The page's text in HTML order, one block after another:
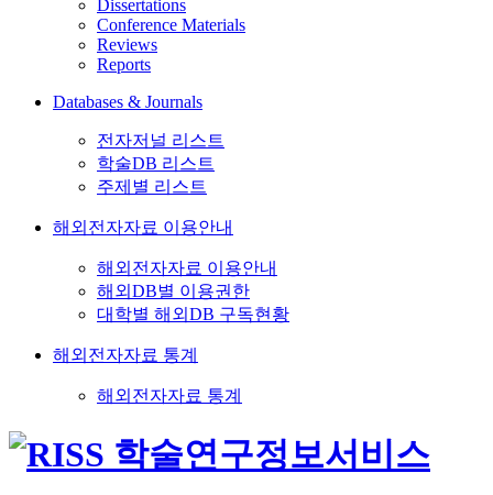
Dissertations
Conference Materials
Reviews
Reports
Databases & Journals
전자저널 리스트
학술DB 리스트
주제별 리스트
해외전자자료 이용안내
해외전자자료 이용안내
해외DB별 이용권한
대학별 해외DB 구독현황
해외전자자료 통계
해외전자자료 통계